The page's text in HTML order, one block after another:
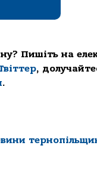
Пишіть на
,
.